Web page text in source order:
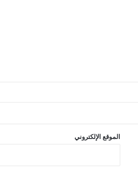
الموقع الإلكتروني